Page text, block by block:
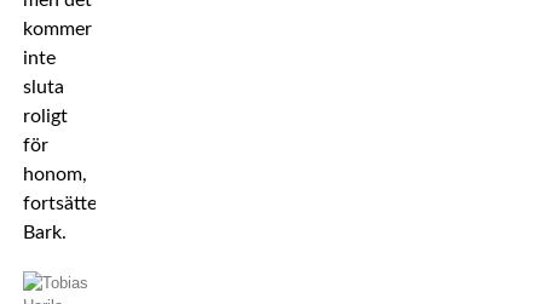
kommer
inte
sluta
roligt
för
honom,
fortsätter
Bark.